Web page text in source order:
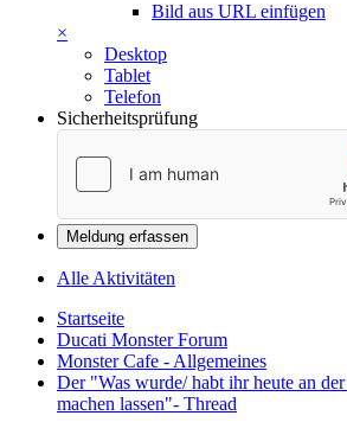
Bild aus URL einfügen
×
Desktop
Tablet
Telefon
Sicherheitsprüfung
Meldung erfassen
Alle Aktivitäten
Startseite
Ducati Monster Forum
Monster Cafe - Allgemeines
Der "Was wurde/ habt ihr heute an
machen lassen"- Thread